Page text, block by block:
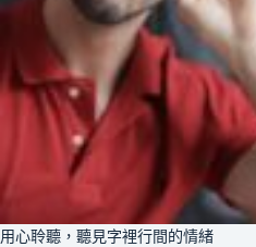
用心聆聽，聽見字裡行間的情緒